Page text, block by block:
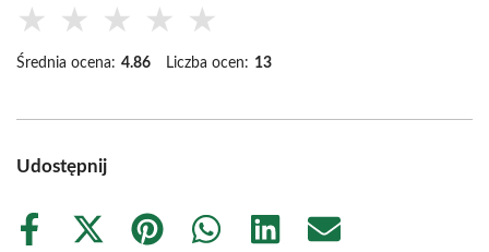
★ ★ ★ ★ ★
Średnia ocena: 4.86 Liczba ocen: 13
Udostępnij
Share
Share
Share
Share
Share
Share